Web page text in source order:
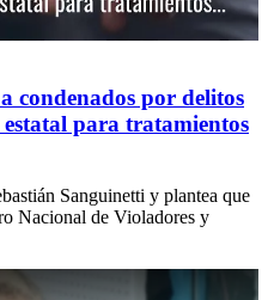
condenados por delitos
para tratamientos
Sanguinetti y plantea que
Nacional de Violadores y